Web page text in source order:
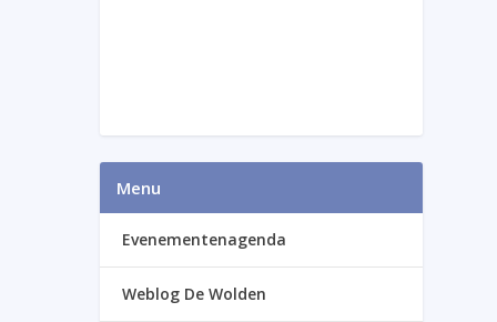
Menu
Evenementenagenda
Weblog De Wolden